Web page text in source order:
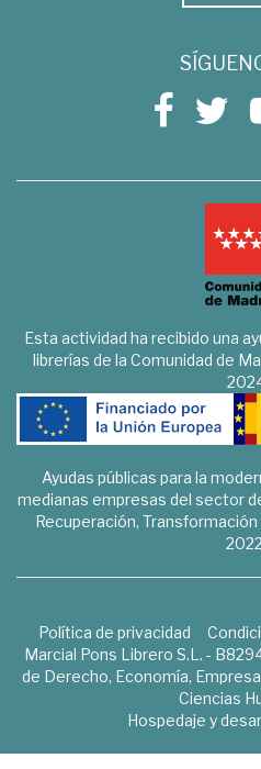
Esta actividad ha recibido una
librerías de la Comunidad de
Ayudas públicas para la
medianas empresas del sector
Recuperación,
Política de privacidad
Marcial Pons Librero S.L. -
de Derecho, Economía,
Ciencias
Hospedaje y